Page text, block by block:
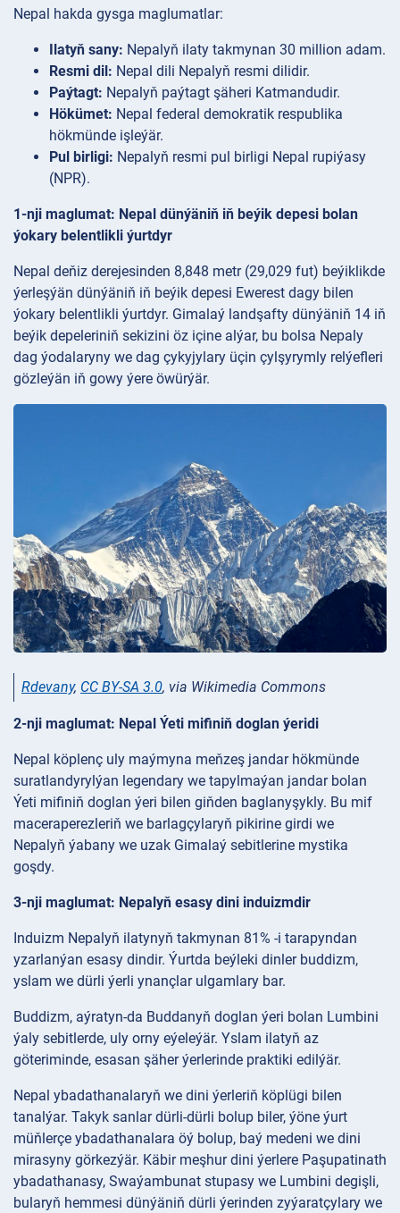
Nepal hakda gysga maglumatlar:
Ilatyň sany: Nepalyň ilaty takmynan 30 million adam.
Resmi dil: Nepal dili Nepalyň resmi dilidir.
Paýtagt: Nepalyň paýtagt şäheri Katmandudir.
Hökümet: Nepal federal demokratik respublika
hökmünde işleýär.
Pul birligi: Nepalyň resmi pul birligi Nepal rupiýasy
(NPR).
1-nji maglumat: Nepal dünýäniň iň beýik depesi bolan
ýokary belentlikli ýurtdyr
Nepal deňiz derejesinden 8,848 metr (29,029 fut) beýiklikde
ýerleşýän dünýäniň iň beýik depesi Ewerest dagy bilen
ýokary belentlikli ýurtdyr. Gimalaý landşafty dünýäniň 14 iň
beýik depeleriniň sekizini öz içine alýar, bu bolsa Nepaly
dag ýodalaryny we dag çykyjylary üçin çylşyrymly relýefleri
gözleýän iň gowy ýere öwürýär.
Rdevany, CC BY-SA 3.0, via Wikimedia Commons
2-nji maglumat: Nepal Ýeti mifiniň doglan ýeridi
Nepal köplenç uly maýmyna meňzeş jandar hökmünde
suratlandyrylýan legendary we tapylmaýan jandar bolan
Ýeti mifiniň doglan ýeri bilen giňden baglanyşykly. Bu mif
maceraperezleriň we barlagçylaryň pikirine girdi we
Nepalyň ýabany we uzak Gimalaý sebitlerine mystika
goşdy.
3-nji maglumat: Nepalyň esasy dini induizmdir
Induizm Nepalyň ilatynyň takmynan 81% -i tarapyndan
yzarlanýan esasy dindir. Ýurtda beýleki dinler buddizm,
yslam we dürli ýerli ynançlar ulgamlary bar.
Buddizm, aýratyn-da Buddanyň doglan ýeri bolan Lumbini
ýaly sebitlerde, uly orny eýeleýär. Yslam ilatyň az
göteriminde, esasan şäher ýerlerinde praktiki edilýär.
Nepal ybadathanalaryň we dini ýerleriň köplügi bilen
tanalýar. Takyk sanlar dürli-dürli bolup biler, ýöne ýurt
müňlerçe ybadathanalara öý bolup, baý medeni we dini
mirasyny görkezýär. Käbir meşhur dini ýerlere Paşupatinath
ybadathanasy, Swaýambunat stupasy we Lumbini degişli,
bularyň hemmesi dünýäniň dürli ýerinden zyýaratçylary we